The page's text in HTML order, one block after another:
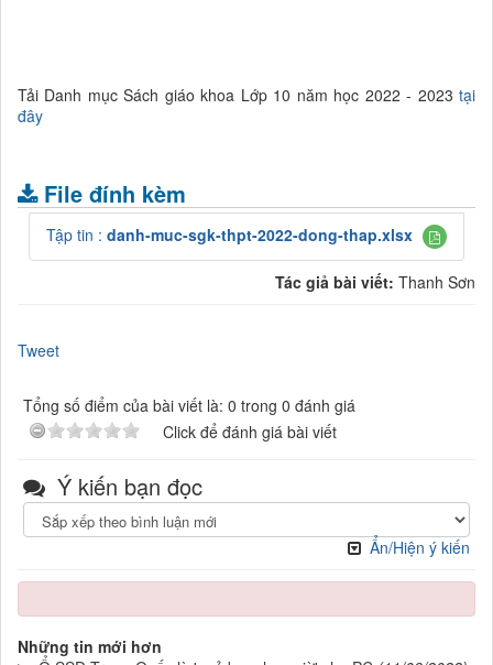
Tải Danh mục Sách giáo khoa Lớp 10 năm học 2022 - 2023 tại
đây
File đính kèm
Tập tin : danh-muc-sgk-thpt-2022-dong-thap.xlsx
Tác giả bài viết: Thanh Sơn
Click để đánh giá bài viết
Ẩn/Hiện ý kiến
Những tin mới hơn